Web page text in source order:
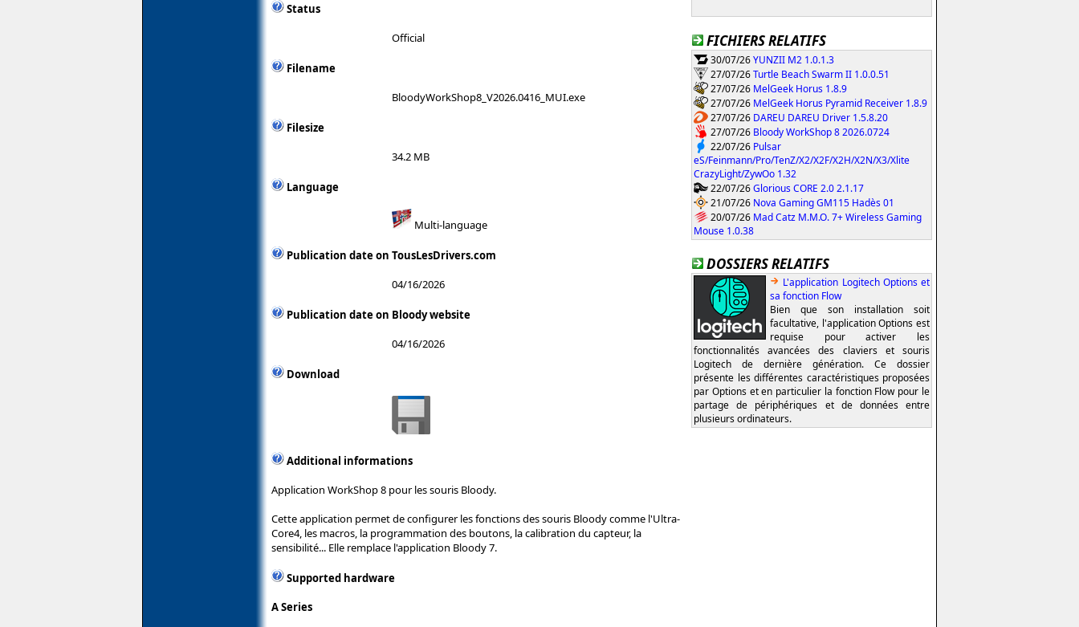
Status
Official
Filename
BloodyWorkShop8_V2026.0416_MUI.exe
Filesize
34.2 MB
Language
Multi-language
Publication date on TousLesDrivers.com
04/16/2026
Publication date on Bloody website
04/16/2026
Download
Additional informations
Application WorkShop 8 pour les souris Bloody.
Cette application permet de configurer les fonctions des souris Bloody comme l'Ultra-
Core4, les macros, la programmation des boutons, la calibration du capteur, la
sensibilité... Elle remplace l'application Bloody 7.
Supported hardware
A Series
FICHIERS RELATIFS
30/07/26YUNZII M2 1.0.1.3
27/07/26Turtle Beach Swarm II 1.0.0.51
27/07/26 MelGeek Horus 1.8.9
27/07/26 MelGeek Horus Pyramid Receiver 1.8.9
27/07/26 DAREU DAREU Driver 1.5.8.20
27/07/26 Bloody WorkShop 8 2026.0724
22/07/26 Pulsar
eS/Feinmann/Pro/TenZ/X2/X2F/X2H/X2N/X3/Xlite
CrazyLight/ZywOo 1.32
22/07/26Glorious CORE 2.0 2.1.17
21/07/26 Nova Gaming GM115 Hadès 01
20/07/26 Mad Catz M.M.O. 7+ Wireless Gaming
Mouse 1.0.38
DOSSIERS RELATIFS
L'application Logitech Options et
sa fonction Flow
Bien que son installation soit
facultative, l'application Options est
requise pour activer les
fonctionnalités avancées des claviers et souris
Logitech de dernière génération. Ce dossier
présente les différentes caractéristiques proposées
par Options et en particulier la fonction Flow pour le
partage de périphériques et de données entre
plusieurs ordinateurs.